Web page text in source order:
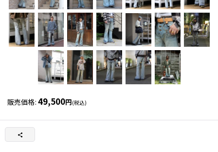
販売価格: 49,500円(税込)